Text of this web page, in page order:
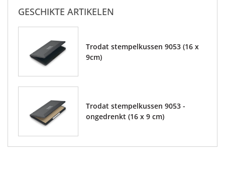
GESCHIKTE ARTIKELEN
Trodat stempelkussen 9053 (16 x
9cm)
Trodat stempelkussen 9053 -
ongedrenkt (16 x 9 cm)